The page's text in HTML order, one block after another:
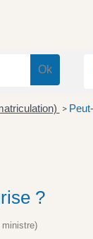
>
?